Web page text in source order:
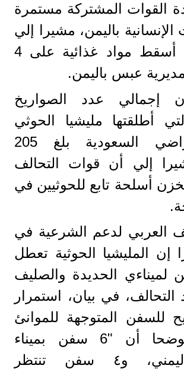
القوات المشتركة مستمرة
باليمن، مشيرا إلي
أن التحالف أسقط مواد غذائية على 4
عبس باليمن.
إجمالي عدد الصواريخ
أطلقتها مليشيا الحوثي
باتجاة الأراضي السعودية بلغ 205
إلي أن قوات التحالف
أسلحة تابع للحوثيين في
العربي لدعم الشرعية في
إن المليشيا الحوثية تعطل
لميناءي الحديدة والصليف
التحالف، في بيان، استمرار
للسفن المتوجهة للموانئ
اليمنية"، موضحا أن "6 سفن بميناء
الحديدة اليمني، و٤ سفن تنتظر